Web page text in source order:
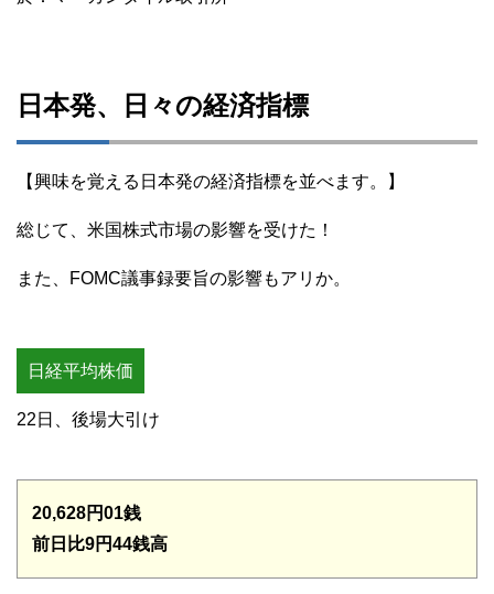
日本発、日々の経済指標
【興味を覚える日本発の経済指標を並べます。】
総じて、米国株式市場の影響を受けた！
また、FOMC議事録要旨の影響もアリか。
日経平均株価
22日、後場大引け
20,628円01銭
前日比9円44銭高